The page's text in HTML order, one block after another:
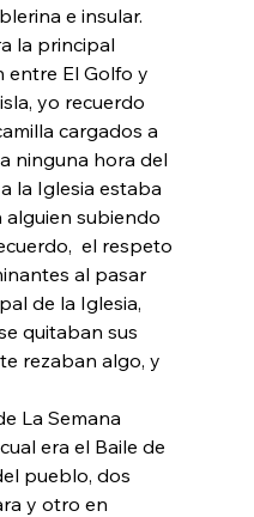
e insular.
la principal
entre El Golfo y
yo recuerdo
cargados a
ninguna hora del
la Iglesia estaba
subiendo
el respeto
al pasar
de la Iglesia,
quitaban sus
rezaban algo, y
La Semana
era el Baile de
pueblo, dos
y otro en